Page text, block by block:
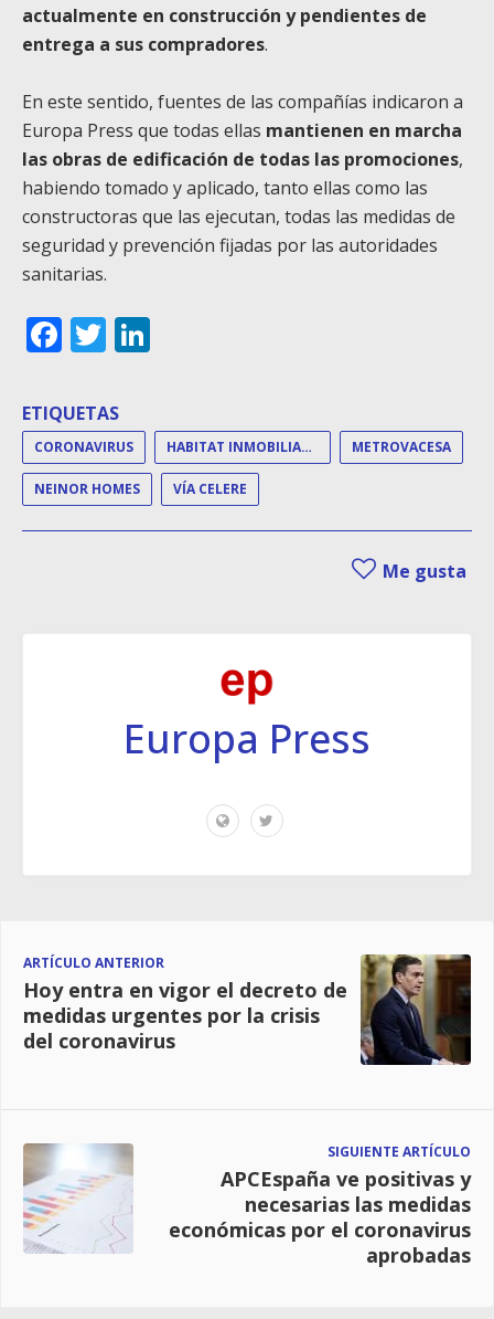
actualmente en construcción y pendientes de
entrega a sus compradores.
En este sentido, fuentes de las compañías indicaron a
Europa Press que todas ellas mantienen en marcha
las obras de edificación de todas las promociones,
habiendo tomado y aplicado, tanto ellas como las
constructoras que las ejecutan, todas las medidas de
seguridad y prevención fijadas por las autoridades
sanitarias.
Facebook
Twitter
ETIQUETAS
CORONAVIRUS HABITAT INMOBILIARIA METROVACESA
NEINOR HOMES VÍA CELERE
Me gusta
Europa Press
ARTÍCULO ANTERIOR
Hoy entra en vigor el decreto de
medidas urgentes por la crisis
del coronavirus
SIGUIENTE ARTÍCULO
APCEspaña ve positivas y
necesarias las medidas
económicas por el coronavirus
aprobadas